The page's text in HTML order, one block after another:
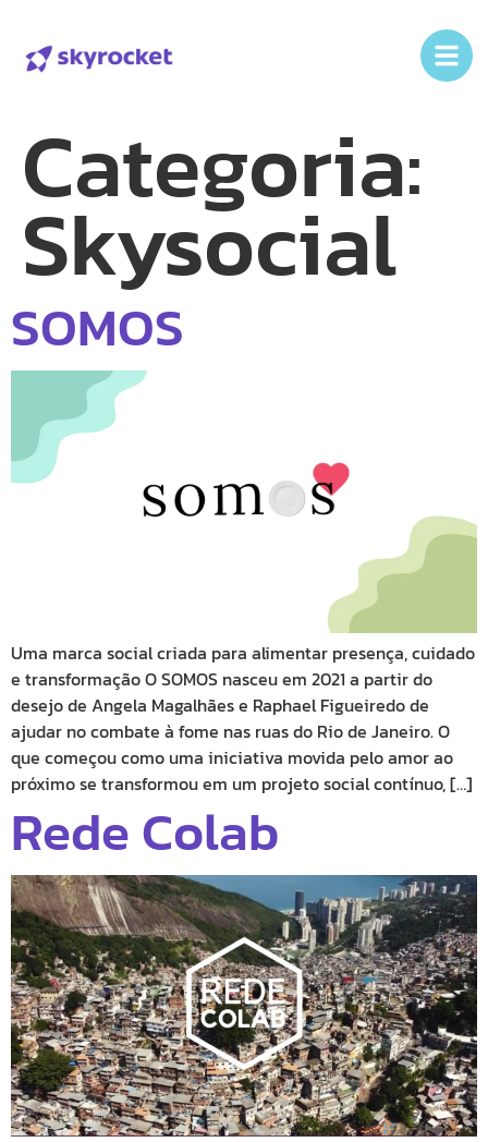
Categoria:
Skysocial
SOMOS
Uma marca social criada para alimentar presença, cuidado
e transformação O SOMOS nasceu em 2021 a partir do
desejo de Angela Magalhães e Raphael Figueiredo de
ajudar no combate à fome nas ruas do Rio de Janeiro. O
que começou como uma iniciativa movida pelo amor ao
próximo se transformou em um projeto social contínuo, […]
Rede Colab